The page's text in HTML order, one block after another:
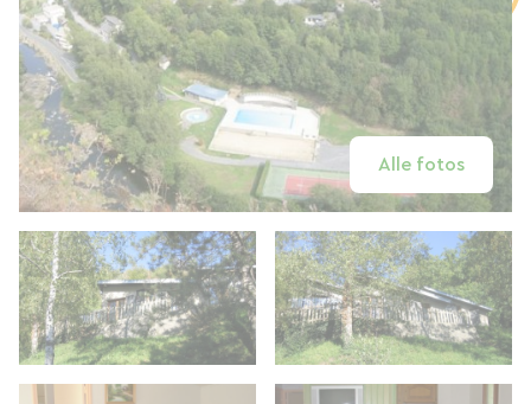
Alle fotos